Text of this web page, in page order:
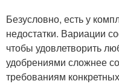
Безусловно, есть у
недостатки. Вариации
чтобы удовлетворить
удобрениями сложнее
требованиям